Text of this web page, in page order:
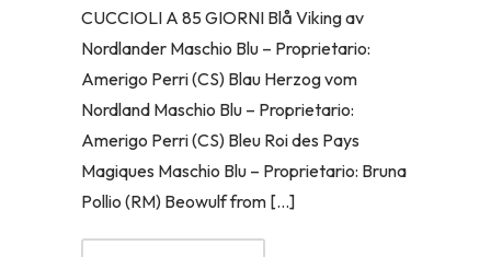
CUCCIOLI A 85 GIORNI Blå Viking av
Nordlander Maschio Blu – Proprietario:
Amerigo Perri (CS) Blau Herzog vom
Nordland Maschio Blu – Proprietario:
Amerigo Perri (CS) Bleu Roi des Pays
Magiques Maschio Blu – Proprietario: Bruna
Pollio (RM) Beowulf from […]